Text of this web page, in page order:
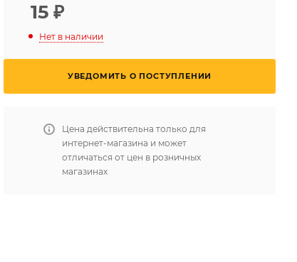
15 ₽
Нет в наличии
УВЕДОМИТЬ О ПОСТУПЛЕНИИ
Цена действительна только для
интернет-магазина и может
отличаться от цен в розничных
магазинах